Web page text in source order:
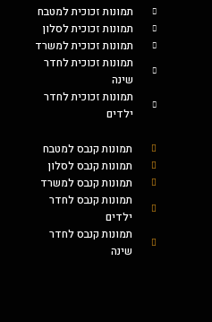
תמונות זכוכית למטבח
תמונות זכוכית לסלון
תמונות זכוכית למשרד
תמונות זכוכית לחדר
שינה
תמונות זכוכית לחדר
ילדים
תמונות קנבס למטבח
תמונות קנבס לסלון
תמונות קנבס למשרד
תמונות קנבס לחדר
ילדים
תמונות קנבס לחדר
שינה